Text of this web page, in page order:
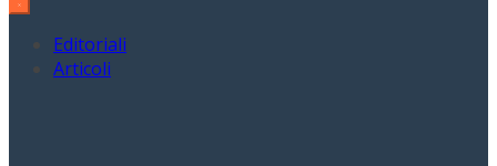
Editoriali
Articoli